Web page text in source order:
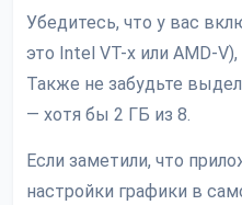
Убедитесь, что у вас
это Intel VT-x или AMD-
Также не забудьте
— хотя бы 2 ГБ из 8.
Если заметили, что
настройки графики в